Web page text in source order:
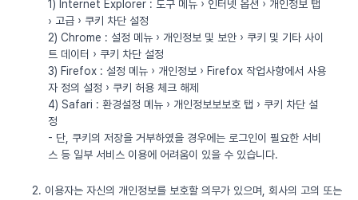
1) Internet Explorer : 도구 메뉴 › 인터넷 옵션 › 개인정보 탭
› 고급 › 쿠키 차단 설정
2) Chrome : 설정 메뉴 › 개인정보 및 보안 › 쿠키 및 기타 사이
트 데이터 › 쿠키 차단 설정
3) Firefox : 설정 메뉴 › 개인정보 › Firefox 작업사항에서 사용
자 정의 설정 › 쿠키 허용 체크 해제
4) Safari : 환경설정 메뉴 › 개인정보보보호 탭 › 쿠키 차단 설
정
- 단, 쿠키의 저장을 거부하였을 경우에는 로그인이 필요한 서비
스 등 일부 서비스 이용에 어려움이 있을 수 있습니다.
2. 이용자는 자신의 개인정보를 보호할 의무가 있으며, 회사의 고의 또는